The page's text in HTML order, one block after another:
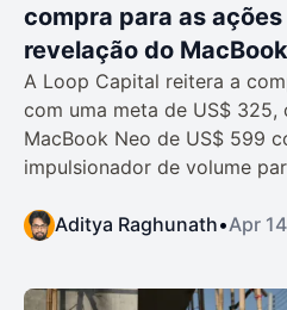
compra para as
revelação do
A Loop Capital reitera a
com uma meta de US$ 325,
MacBook Neo de US$ 599
impulsionador de volume
Aditya Raghunath•Apr